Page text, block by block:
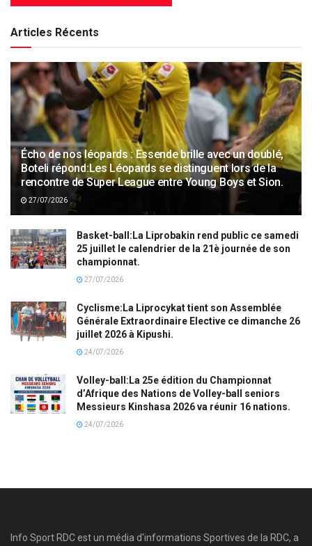
Articles Récents
Écho de nos léopards : Essende brille avec un doublé,
Boteli répond:Les Léopards se distinguent lors de la
rencontre de Super League entre Young Boys et Sion.
27/07/2026
Basket-ball:La Liprobakin rend public ce samedi
25 juillet le calendrier de la 21è journée de son
championnat.
27/07/2026
Cyclisme:La Liprocykat tient son Assemblée
Générale Extraordinaire Elective ce dimanche 26
juillet 2026 à Kipushi.
24/07/2026
Volley-ball:La 25e édition du Championnat
d’Afrique des Nations de Volley-ball seniors
Messieurs Kinshasa 2026 va réunir 16 nations.
24/07/2026
Info Sport RDC est un média d'informations Sportives de la RDC, a